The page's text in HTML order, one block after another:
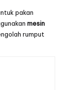
pakan
mesin
rumput